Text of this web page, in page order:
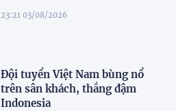
23:21 03/08/2026
Đội tuyển Việt Nam bùng nổ
trên sân khách, thắng đậm
Indonesia